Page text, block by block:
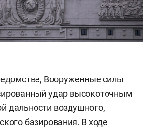
Вооруженные силы
удар высокоточным
дальности воздушного,
базирования. В ходе